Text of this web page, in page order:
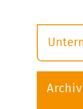
öffnen
Archiv